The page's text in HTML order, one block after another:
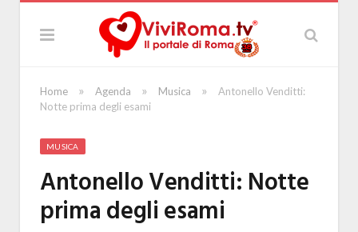
Home » Agenda » Musica »
Antonello Venditti:
Notte prima degli esami
MUSICA
Antonello Venditti: Notte
prima degli esami